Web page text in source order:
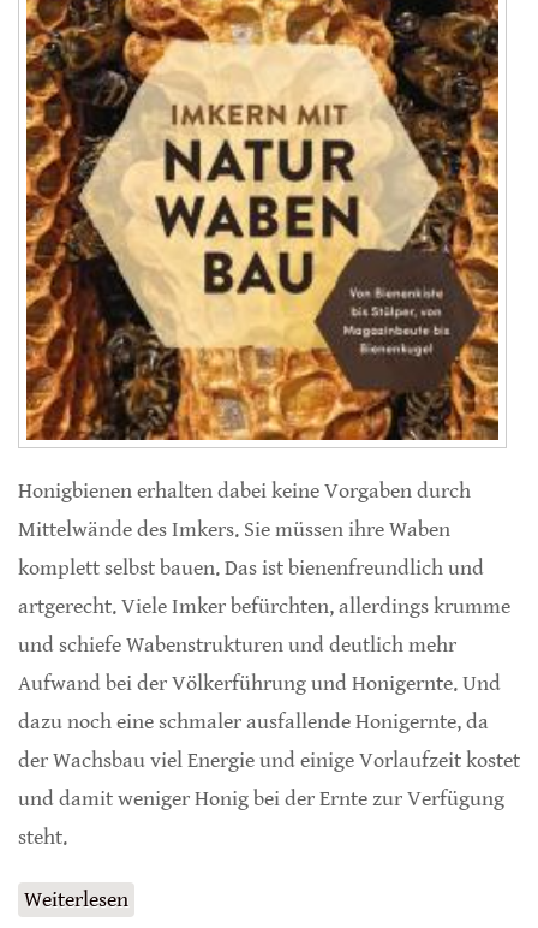
Honigbienen erhalten dabei keine Vorgaben durch
Mittelwände des Imkers. Sie müssen ihre Waben
komplett selbst bauen. Das ist bienenfreundlich und
artgerecht. Viele Imker befürchten, allerdings krumme
und schiefe Wabenstrukturen und deutlich mehr
Aufwand bei der Völkerführung und Honigernte. Und
dazu noch eine schmaler ausfallende Honigernte, da
der Wachsbau viel Energie und einige Vorlaufzeit kostet
und damit weniger Honig bei der Ernte zur Verfügung
steht.
Weiterlesen